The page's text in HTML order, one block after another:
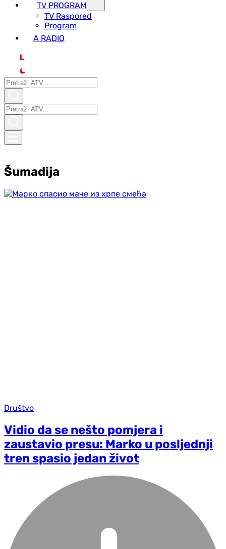
TV PROGRAM
ТV Raspored
Program
A RADIO
L
Šumadija
Društvo
Vidio da se nešto pomjera i
zaustavio presu: Marko u posljednji
tren spasio jedan život